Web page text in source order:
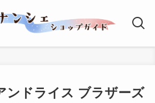
ンドライス ブラザーズ